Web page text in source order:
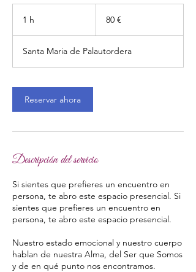
1 h 80 €
Santa Maria de Palautordera
Reservar ahora
Descripción del servicio
Si sientes que prefieres un encuentro en
persona, te abro este espacio presencial. Si
sientes que prefieres un encuentro en
persona, te abro este espacio presencial.
Nuestro estado emocional y nuestro cuerpo
hablan de nuestra Alma, del Ser que Somos
y de en qué punto nos encontramos.